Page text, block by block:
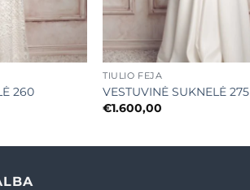
260
+
TIULIO FĖJA
VESTUVINĖ SUKNELĖ 275
€1.600,00